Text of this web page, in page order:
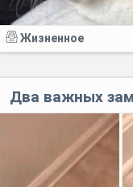
Жизненное
Два важных